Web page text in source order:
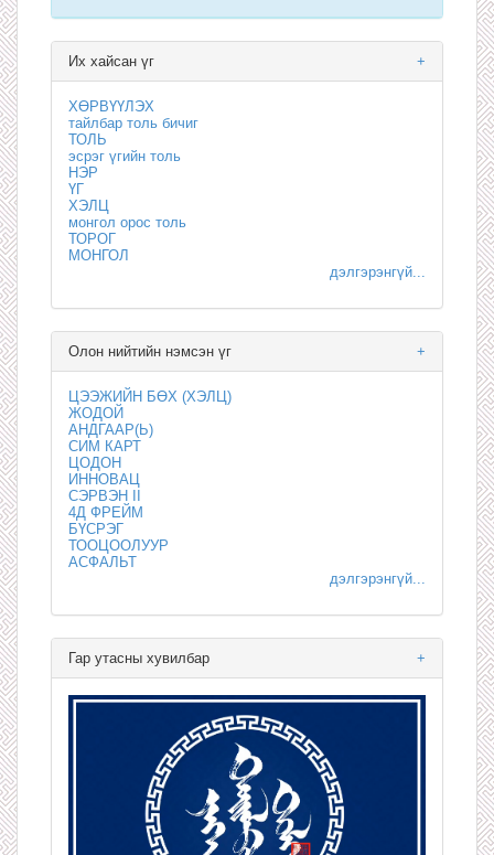
+
Их хайсан үг
ХӨРВҮҮЛЭХ
тайлбар толь бичиг
ТОЛЬ
эсрэг үгийн толь
НЭР
ҮГ
ХЭЛЦ
монгол орос толь
ТОРОГ
МОНГОЛ
дэлгэрэнгүй...
+
Олон нийтийн нэмсэн үг
ЦЭЭЖИЙН БӨХ (ХЭЛЦ)
ЖОДОЙ
АНДГААР(Ь)
СИМ КАРТ
ЦОДОН
ИННОВАЦ
СЭРВЭН II
4Д ФРЕЙМ
БҮСРЭГ
ТООЦООЛУУР
АСФАЛЬТ
дэлгэрэнгүй...
+
Гар утасны хувилбар